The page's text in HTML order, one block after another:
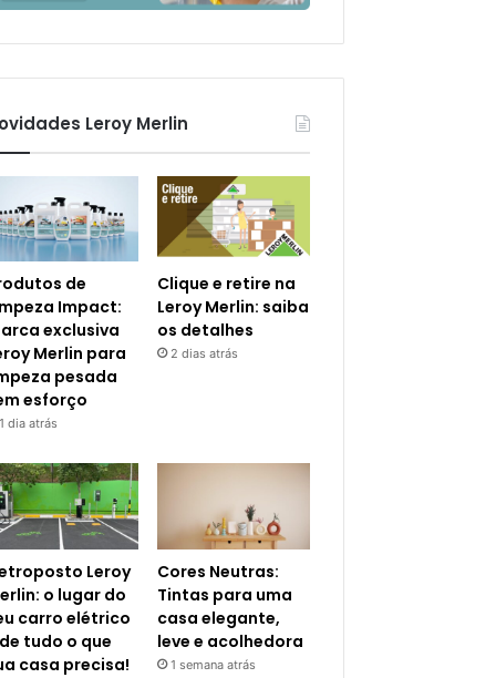
Leroy Merlin
de
Impact:
exclusiva
Merlin para
pesada
esforço
1 dia atrás
Clique e retire na
Leroy Merlin: saiba
os detalhes
2 dias atrás
Leroy
o lugar do
carro elétrico
tudo o que
casa precisa!
Cores Neutras:
Tintas para uma
casa elegante,
leve e acolhedora
1 semana atrás